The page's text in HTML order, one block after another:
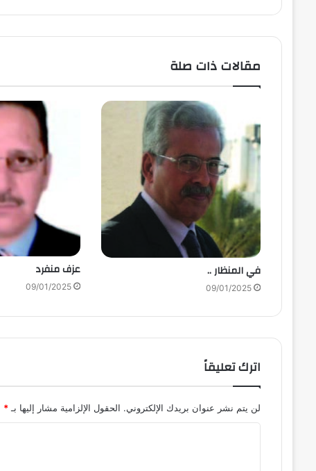
مقالات ذات صلة
في المنظار ..
09/01/2025
عزف منفرد
09/01/2025
اترك تعليقاً
لن يتم نشر عنوان بريدك الإلكتروني. الحقول الإلزامية مشار إليها بـ *